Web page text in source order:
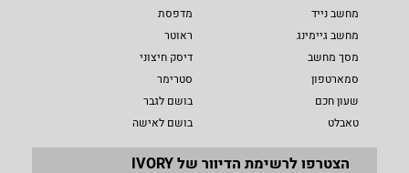
מחשב נייד
מחשב גיימינג
מסך מחשב
סמארטפון
שעון חכם
טאבלט
מדפסת
ראוטר
דיסק חיצוני
סטרימר
בושם לגבר
בושם לאישה
הצטרפו לרשימת הדיוור של IVORY